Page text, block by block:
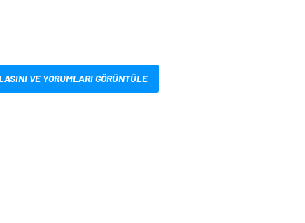
VE YORUMLARI GÖRÜNTÜLE